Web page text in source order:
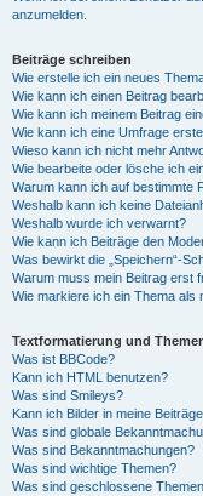
anzumelden.
Beiträge schreiben
Wie erstelle ich ein neues
Wie kann ich einen Beitrag
Wie kann ich meinem Beitrag
Wie kann ich eine Umfrage
Wieso kann ich nicht mehr
Wie bearbeite oder lösche ich
Warum kann ich auf bestimmte
Weshalb kann ich keine
Weshalb wurde ich verwarnt?
Wie kann ich Beiträge den
Was bewirkt die „Speichern“-
Warum muss mein Beitrag erst
Wie markiere ich ein Thema als
Textformatierung und
Was ist BBCode?
Kann ich HTML benutzen?
Was sind Smileys?
Kann ich Bilder in meine
Was sind globale
Was sind Bekanntmachungen?
Was sind wichtige Themen?
Was sind geschlossene